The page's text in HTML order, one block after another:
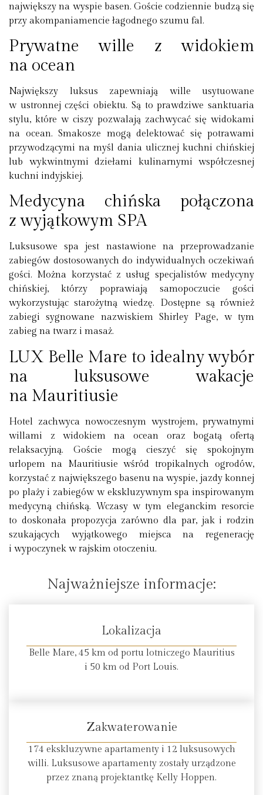
największy na wyspie basen. Goście codziennie budzą się
przy akompaniamencie łagodnego szumu fal.
Prywatne wille z widokiem
na ocean
Największy luksus zapewniają wille usytuowane
w ustronnej części obiektu. Są to prawdziwe sanktuaria
stylu, które w ciszy pozwalają zachwycać się widokami
na ocean. Smakosze mogą delektować się potrawami
przywodzącymi na myśl dania ulicznej kuchni chińskiej
lub wykwintnymi dziełami kulinarnymi współczesnej
kuchni indyjskiej.
Medycyna chińska połączona
z wyjątkowym SPA
Luksusowe spa jest nastawione na przeprowadzanie
zabiegów dostosowanych do indywidualnych oczekiwań
gości. Można korzystać z usług specjalistów medycyny
chińskiej, którzy poprawiają samopoczucie gości
wykorzystując starożytną wiedzę. Dostępne są również
zabiegi sygnowane nazwiskiem Shirley Page, w tym
zabieg na twarz i masaż.
LUX Belle Mare to idealny wybór
na luksusowe wakacje
na Mauritiusie
Hotel zachwyca nowoczesnym wystrojem, prywatnymi
willami z widokiem na ocean oraz bogatą ofertą
relaksacyjną. Goście mogą cieszyć się spokojnym
urlopem na Mauritiusie wśród tropikalnych ogrodów,
korzystać z największego basenu na wyspie, jazdy konnej
po plaży i zabiegów w ekskluzywnym spa inspirowanym
medycyną chińską. Wczasy w tym eleganckim resorcie
to doskonała propozycja zarówno dla par, jak i rodzin
szukających wyjątkowego miejsca na regenerację
i wypoczynek w rajskim otoczeniu.
Najważniejsze informacje:
Lokalizacja
Belle Mare, 45 km od portu lotniczego Mauritius
i 50 km od Port Louis.
Zakwaterowanie
174 ekskluzywne apartamenty i 12 luksusowych
willi. Luksusowe apartamenty zostały urządzone
przez znaną projektantkę Kelly Hoppen.